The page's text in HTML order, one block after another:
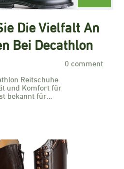
Die Vielfalt An
Bei Decathlon
0 comment
Reitschuhe
und Komfort für
bekannt für…